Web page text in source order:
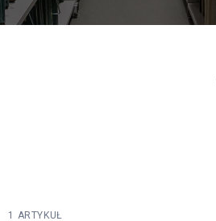
1 ARTYKUŁ